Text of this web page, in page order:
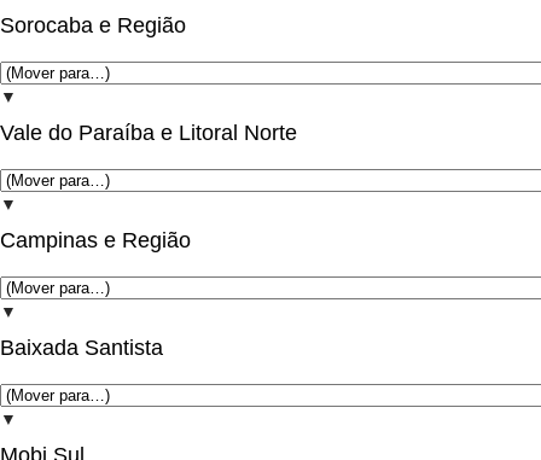
Sorocaba e Região
▼
Vale do Paraíba e Litoral Norte
▼
Campinas e Região
▼
Baixada Santista
▼
Mobi Sul